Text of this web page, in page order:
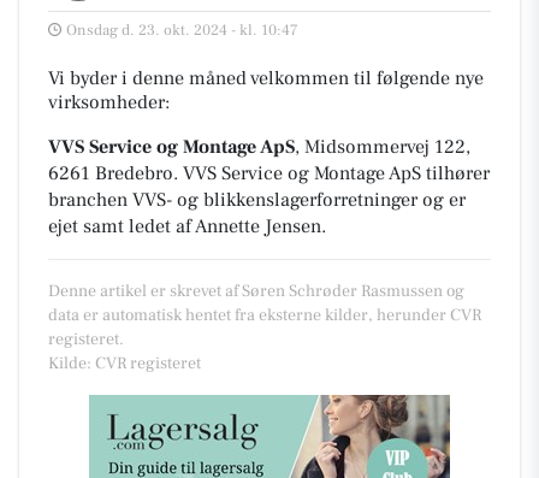
Onsdag d. 23. okt. 2024 - kl. 10:47
Vi byder i denne måned velkommen til følgende nye
virksomheder:
VVS Service og Montage ApS, Midsommervej 122,
6261 Bredebro. VVS Service og Montage ApS tilhører
branchen VVS- og blikkenslagerforretningerog er
ejet samt ledet af Annette Jensen.
Denne artikel er skrevet af Søren Schrøder Rasmussen og
data er automatisk hentet fra eksterne kilder, herunder CVR
registeret.
Kilde: CVR registeret